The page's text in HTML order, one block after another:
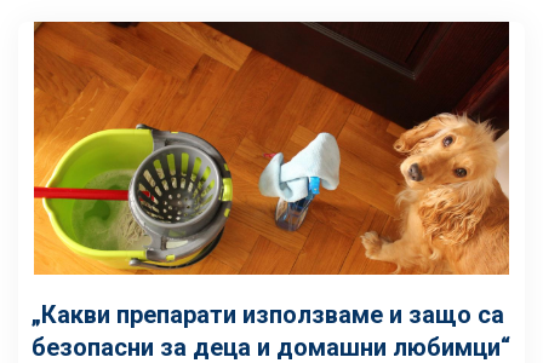
„Какви препарати използваме и защо са
безопасни за деца и домашни любимци“